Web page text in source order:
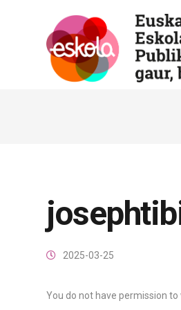
2025-03-25
You do not have permission to